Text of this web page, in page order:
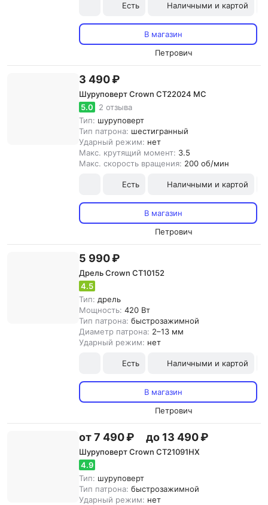
Есть Наличными и картой
В магазин
Петрович
3 490 ₽
Шуруповерт Crown CT22024 MC
5.0
2 отзыва
Тип: шуруповерт
Тип патрона: шестигранный
Ударный режим: нет
Макс. крутящий момент: 3.5
Макс. скорость вращения: 200 об/мин
Есть Наличными и картой
В магазин
Петрович
5 990 ₽
Дрель Crown CT10152
4.5
Тип: дрель
Мощность: 420 Вт
Тип патрона: быстрозажимной
Диаметр патрона: 2–13 мм
Ударный режим: нет
Есть Наличными и картой
В магазин
Петрович
от 7 490 ₽ до 13 490 ₽
Шуруповерт Crown CT21091HX
4.9
Тип: шуруповерт
Тип патрона: быстрозажимной
Ударный режим: нет